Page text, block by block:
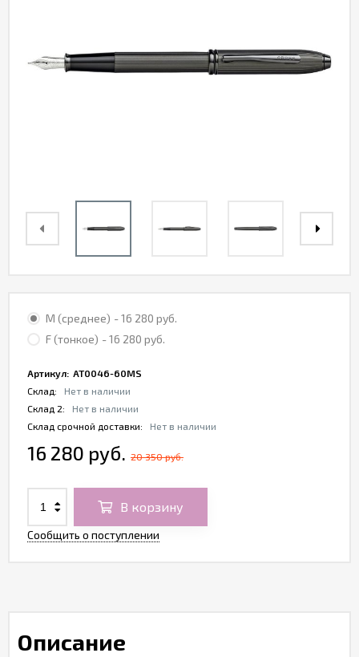
М (среднее) - 16 280 руб.
F (тонкое) - 16 280 руб.
Артикул: AT0046-60MS
Склад:
Нет в наличии
Склад 2:
Нет в наличии
Склад срочной доставки:
Нет в наличии
16 280 руб. 20 350 руб.
В корзину
Сообщить о поступлении
Описание